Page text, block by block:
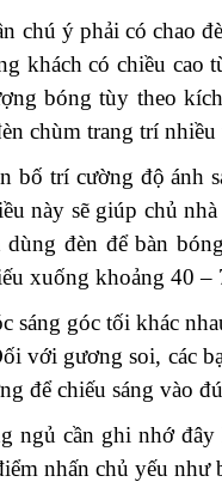
chú ý phải có chao
khách có chiều cao
bóng tùy theo
chùm trang trí nhiều
trí cường độ ánh
này sẽ giúp chủ
đèn để bàn
xuống khoảng 40 –
sáng góc tối khác
với gương soi, các
để chiếu sáng vào
ngủ cần ghi nhớ
nhấn chủ yếu